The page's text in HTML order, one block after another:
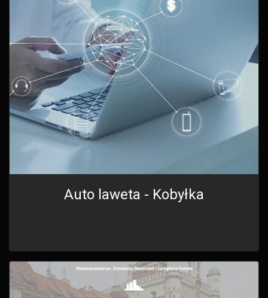
Auto laweta - Kobyłka